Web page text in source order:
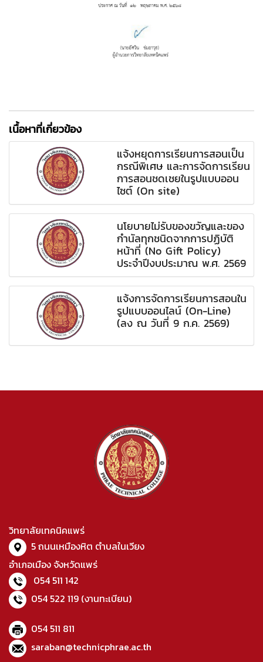
เนื้อหาที่เกี่ยวข้อง
แจ้งหยุดการเรียนการสอนเป็น
กรณีพิเศษ และการจัดการเรียน
การสอนชดเชยในรูปแบบออน
ไซต์ (On site)
นโยบายไม่รับของขวัญและของ
กำนัลทุกชนิดจากการปฏิบัติ
หน้าที่ (No Gift Policy)
ประจำปีงบประมาณ พ.ศ. 2569
แจ้งการจัดการเรียนการสอนใน
รูปแบบออนไลน์ (On-Line)
(ลง ณ วันที่ 9 ก.ค. 2569)
วิทยาลัยเทคนิคแพร่
5 ถนนเหมืองหิต ตำบลในเวียง
อำเภอเมือง จังหวัดแพร่
054 511 142
054 522 119 (งานทะเบียน)
054 511 811
saraban@technicphrae.ac.th